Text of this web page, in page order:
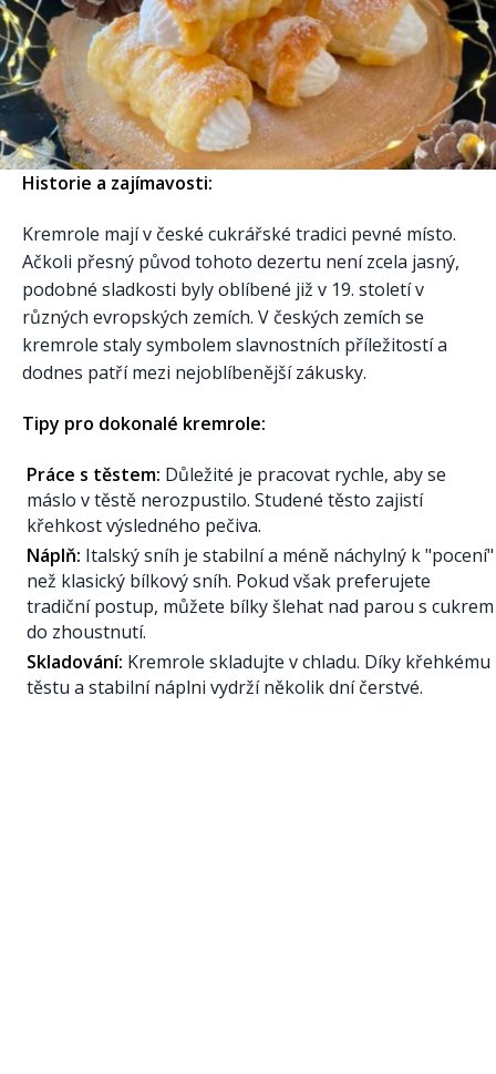
Historie a zajímavosti:
Kremrole mají v české cukrářské tradici pevné místo.
Ačkoli přesný původ tohoto dezertu není zcela jasný,
podobné sladkosti byly oblíbené již v 19. století v
různých evropských zemích. V českých zemích se
kremrole staly symbolem slavnostních příležitostí a
dodnes patří mezi nejoblíbenější zákusky.
Tipy pro dokonalé kremrole:
Práce s těstem: Důležité je pracovat rychle, aby se
máslo v těstě nerozpustilo. Studené těsto zajistí
křehkost výsledného pečiva.
Náplň: Italský sníh je stabilní a méně náchylný k "pocení"
než klasický bílkový sníh. Pokud však preferujete
tradiční postup, můžete bílky šlehat nad parou s cukrem
do zhoustnutí.
Skladování: Kremrole skladujte v chladu. Díky křehkému
těstu a stabilní náplni vydrží několik dní čerstvé.